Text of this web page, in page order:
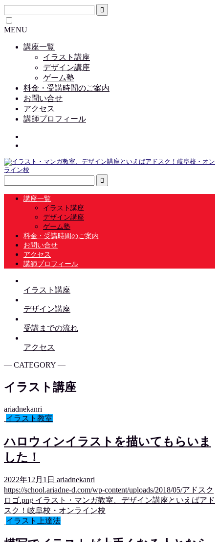
MENU
講座一覧
イラスト講座
デザイン講座
ゲーム塾
料金・受講時間のご案内
お問い合せ
アクセス
講師プロフィール
講座一覧
イラスト講座
デザイン講座
ゲーム塾
料金・受講時間のご案内
お問い合せ
アクセス
講師プロフィール
イラスト講座
デザイン講座
受講までの流れ
アクセス
― CATEGORY ―
イラスト講座
ariadnekanri
イラスト教室
ハロウィンイラストを描いてもらいま
した！
2022年12月1日 ariadnekanri
https://school.ariadne-d.com/wp-content/uploads/2018/05/アドスク
ロゴ.png イラスト・マンガ教室、デザイン講座といえばアド
スク！岐阜校・オンライン校
イラスト上達法